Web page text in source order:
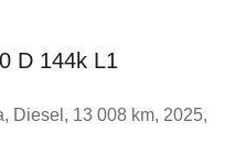
D 144k L1
, Diesel , 13 008 km, 2025,